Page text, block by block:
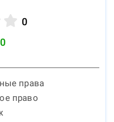
0
0
права
право